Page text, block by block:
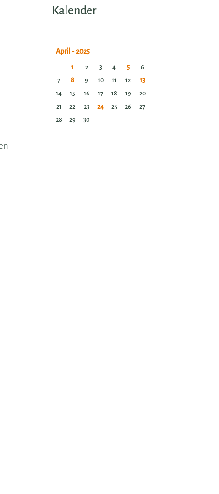
Kalender
1 2 3 4 5
6
7
8 9 10 11 12
13
14
15 16 17 18 19
20
21
22 23 24 25 26
27
28
29 30